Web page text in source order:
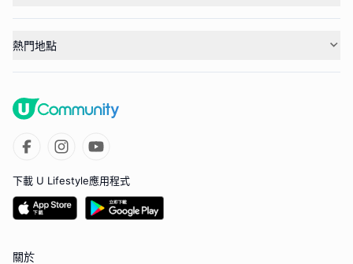
熱門地點
下載 U Lifestyle應用程式
關於